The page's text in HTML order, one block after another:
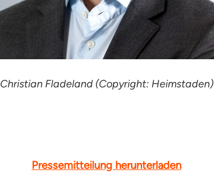
Christian Fladeland (Copyright: Heimstaden)
Pressemitteilung herunterladen